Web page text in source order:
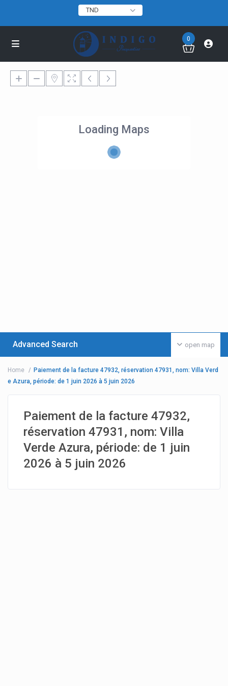
TND
0
Loading Maps
open map
Advanced Search
Home
Paiement de la facture 47932, réservation 47931, nom: Villa Verd
e Azura, période: de 1 juin 2026 à 5 juin 2026
Paiement de la facture 47932,
réservation 47931, nom: Villa
Verde Azura, période: de 1 juin
2026 à 5 juin 2026